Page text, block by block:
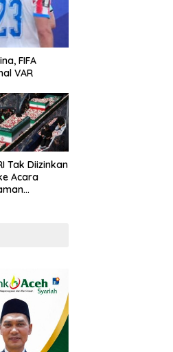
FIFA
VAR
Tak Diizinkan
Acara